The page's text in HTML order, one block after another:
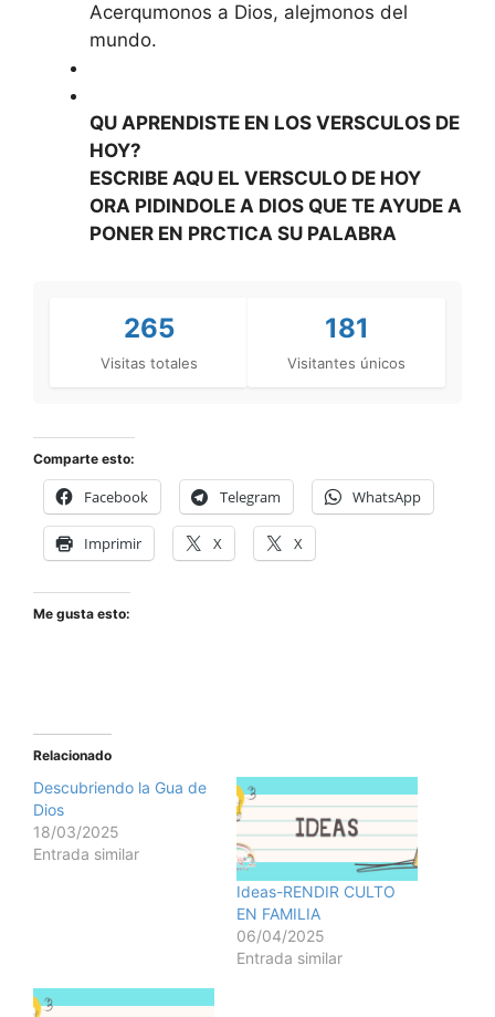
Acerqumonos a Dios, alejmonos del
mundo.
QU APRENDISTE EN LOS VERSCULOS DE
HOY?
ESCRIBE AQU EL VERSCULO DE HOY
ORA PIDINDOLE A DIOS QUE TE AYUDE A
PONER EN PRCTICA SU PALABRA
265
Visitas totales
181
Visitantes únicos
Comparte esto:
Facebook Telegram WhatsApp
Imprimir X X
Me gusta esto:
Relacionado
Descubriendo la Gua de
Dios
18/03/2025
Entrada similar
Ideas-RENDIR CULTO
EN FAMILIA
06/04/2025
Entrada similar